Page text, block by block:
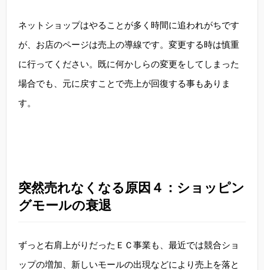
ネットショップはやることが多く時間に追われがちです
が、お店のページは売上の導線です。変更する時は慎重
に行ってください。既に何かしらの変更をしてしまった
場合でも、元に戻すことで売上が回復する事もありま
す。
突然売れなくなる原因４：ショッピン
グモールの衰退
ずっと右肩上がりだったＥＣ事業も、最近では競合ショ
ップの増加、新しいモールの出現などにより売上を落と